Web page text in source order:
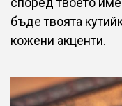
бъде твоята
кожени акценти.